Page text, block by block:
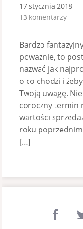
17 stycznia 2018
13 komentarzy
Bardzo
poważnie, to
nazwać jak
o co chodzi i
Twoją uwagę.
coroczny termin
wartości
roku poprzednim
[…]